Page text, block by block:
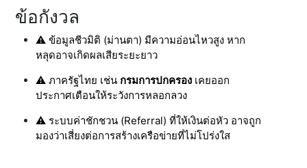
ข้อกังวล
⚠️ ข้อมูลชีวมิติ (ม่านตา) มีความอ่อนไหวสูง หาก
หลุดอาจเกิดผลเสียระยะยาว
⚠️ ภาครัฐไทย เช่น กรมการปกครอง เคยออก
ประกาศเตือนให้ระวังการหลอกลวง
⚠️ ระบบค่าชักชวน (Referral) ที่ให้เงินต่อหัว อาจถูก
มองว่าเสี่ยงต่อการสร้างเครือข่ายที่ไม่โปร่งใส